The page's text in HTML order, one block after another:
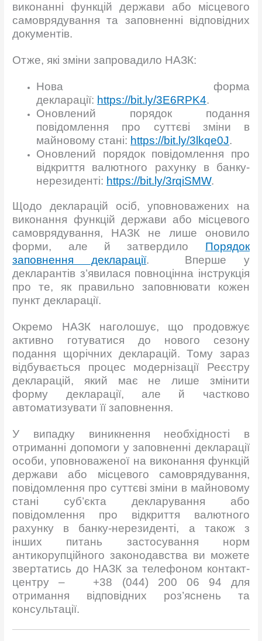
виконанні функцій держави або місцевого
самоврядування та заповненні відповідних
документів.
Отже, які зміни запровадило НАЗК:
Нова форма
декларації: https://bit.ly/3E6RPK4.
Оновлений порядок подання
повідомлення про суттєві зміни в
майновому стані: https://bit.ly/3lkqe0J.
Оновлений порядок повідомлення про
відкриття валютного рахунку в банку-
нерезиденті: https://bit.ly/3rqiSMW.
Щодо декларацій осіб, уповноважених на
виконання функцій держави або місцевого
самоврядування, НАЗК не лише оновило
форми, але й затвердило Порядок
заповнення декларації. Вперше у
декларантів з’явилася повноцінна інструкція
про те, як правильно заповнювати кожен
пункт декларації.
Окремо НАЗК наголошує, що продовжує
активно готуватися до нового сезону
подання щорічних декларацій. Тому зараз
відбувається процес модернізації Реєстру
декларацій, який має не лише змінити
форму декларації, але й частково
автоматизувати її заповнення.
У випадку виникнення необхідності в
отриманні допомоги у заповненні декларації
особи, уповноваженої на виконання функцій
держави або місцевого самоврядування,
повідомлення про суттєві зміни в майновому
стані суб’єкта декларування або
повідомлення про відкриття валютного
рахунку в банку-нерезиденті, а також з
інших питань застосування норм
антикорупційного законодавства ви можете
звертатись до НАЗК за телефоном контакт-
центру – +38 (044) 200 06 94 для
отримання відповідних роз’яснень та
консультації.